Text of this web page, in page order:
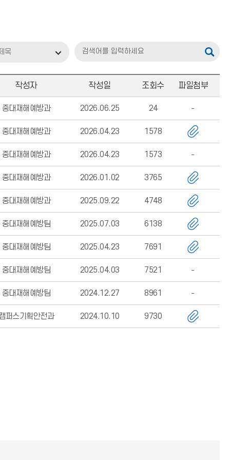
목
작성자 작성일 조회수 파일첨부
중대재해예방과 2026.06.25 24
중대재해예방과 2026.04.23 1578
중대재해예방과 2026.04.23 1573
중대재해예방과 2026.01.02 3765
중대재해예방과 2025.09.22 4748
중대재해예방팀 2025.07.03 6138
중대재해예방팀 2025.04.23 7691
중대재해예방팀 2025.04.03 7521
중대재해예방팀 2024.12.27 8961
퍼스기획안전과 2024.10.10 9730